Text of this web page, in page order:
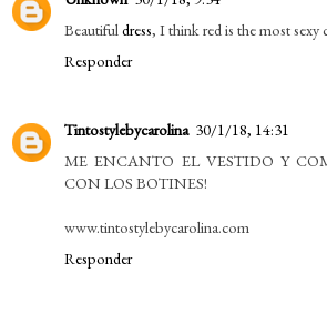
Beautifuldress, I think red is the most sexy
Responder
Tintostylebycarolina 30/1/18, 14:31
ME ENCANTO EL VESTIDO Y
CON LOS BOTINES!
www.tintostylebycarolina.com
Responder